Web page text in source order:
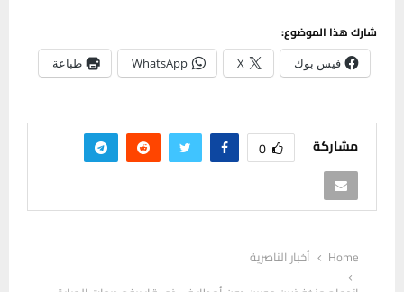
شارك هذا الموضوع:
فيس بوك X
WhatsApp طباعة
مشاركة 0
Home
أخبار الناصرية